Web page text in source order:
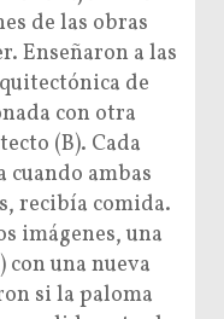
de las obras
Enseñaron a las
de
con otra
(B). Cada
cuando ambas
recibía comida.
imágenes, una
con una nueva
si la paloma